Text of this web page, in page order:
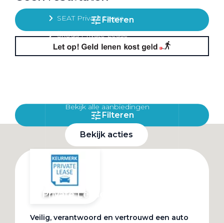
SEAT Private Lease
Škoda Private Lease
Bekijk alle aanbiedingen
Bekijk acties
Private Lease
Filteren
Filteren
Veilig, verantwoord en vertrouwd een auto